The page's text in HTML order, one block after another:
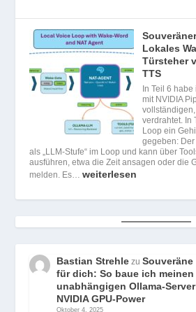
Lokales
Türsteher
TTS
In Teil 6
mit NVIDIA
verdrahtet. In
Loop ein
gegeben:
als „LLM-Stufe“ im Loop und kann über
ausführen, etwa die Zeit ansagen oder die
melden. Es…weiterlesen
Bastian Strehle zu
für dich: So baue ich meinen
unabhängigen Ollama-
NVIDIA GPU-Power
Oktober 4, 2025